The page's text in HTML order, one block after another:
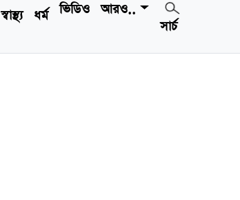
স্বাস্থ্য ধর্ম ভিডিও
আরও..
সার্চ